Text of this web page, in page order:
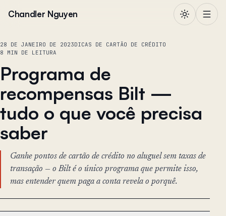
Chandler Nguyen
28 DE JANEIRO DE 2023DICAS DE CARTÃO DE CRÉDITO
8 MIN DE LEITURA
Programa de
recompensas Bilt —
tudo o que você precisa
saber
Ganhe pontos de cartão de crédito no aluguel sem taxas de
transação — o Bilt é o único programa que permite isso,
mas entender quem paga a conta revela o porquê.